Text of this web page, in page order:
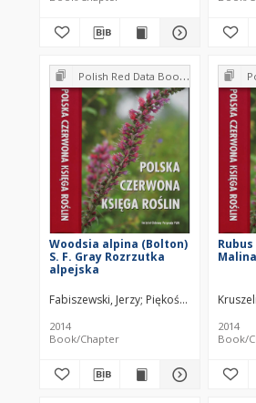
Polish Red Data Book of Plants : Pteridophytes and flowering plants
Woodsia alpina (Bolton)
S. F. Gray Rozrzutka
alpejska
Fabiszewski, Jerzy Piękoś-Mirkowa,
2014
Book/Chapter
2014
Book/